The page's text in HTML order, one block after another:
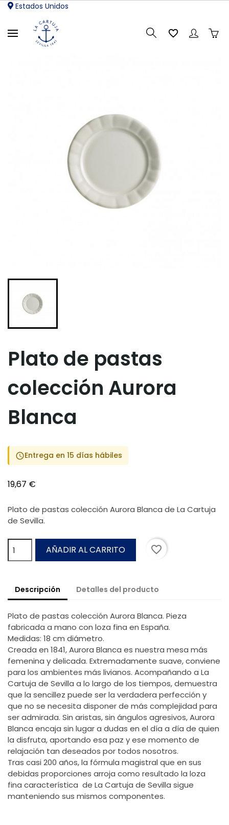
Estados Unidos

Plato de pastas
colección Aurora
Blanca
scheduleEntrega en 15 días hábiles
19,67 €
Plato de pastas colección Aurora Blanca de La Cartuja
de Sevilla.
AÑADIR AL CARRITO favorite_border
Descripción Detalles del producto
Plato de pastas colección Aurora Blanca. Pieza
fabricada a mano con loza fina en España.
Medidas: 18 cm diámetro.
Creada en 1841, Aurora Blanca es nuestra mesa más
femenina y delicada. Extremadamente suave, conviene
para los ambientes más livianos. Acompañando a La
Cartuja de Sevilla a lo largo de los tiempos, demuestra
que la sencillez puede ser la verdadera perfección y
que no se necesita disponer de más complejidad para
ser admirada. Sin aristas, sin ángulos agresivos, Aurora
Blanca encaja sin lugar a dudas en el día a día de quien
la disfruta, aportando esa paz y ese momento de
relajación tan deseados por todos nosotros.
Tras casi 200 años, la fórmula magistral que en sus
debidas proporciones arroja como resultado la loza
fina característica de La Cartuja de Sevilla sigue
manteniendo sus mismos componentes.